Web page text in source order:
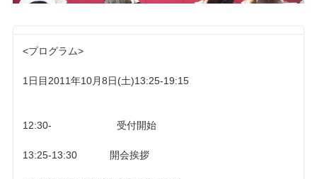
<プログラム>
1日目2011年10月8日(土)13:25-19:15
12:30- 受付開始
13:25-13:30 開会挨拶